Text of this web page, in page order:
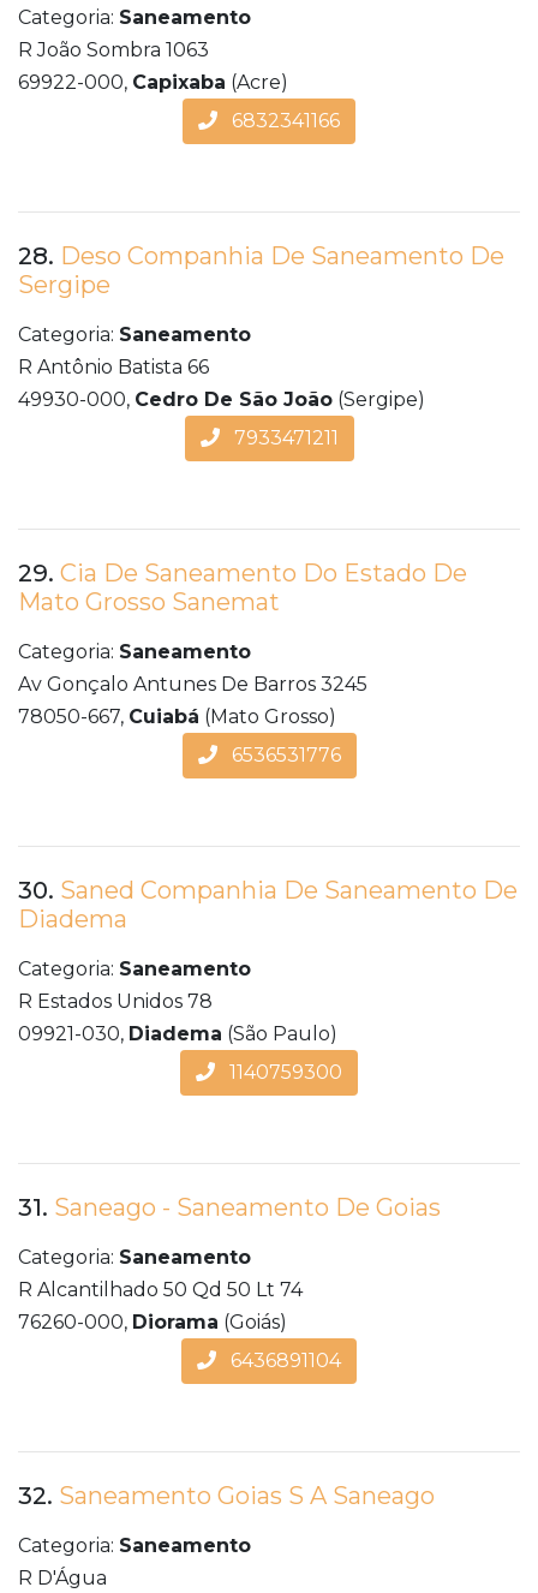
Categoria: Saneamento
R João Sombra 1063
69922-000, Capixaba (Acre)
6832341166
28. Deso Companhia De Saneamento De
Sergipe
Categoria: Saneamento
R Antônio Batista 66
49930-000, Cedro De São João (Sergipe)
7933471211
29. Cia De Saneamento Do Estado De
Mato Grosso Sanemat
Categoria: Saneamento
Av Gonçalo Antunes De Barros 3245
78050-667, Cuiabá (Mato Grosso)
6536531776
30. Saned Companhia De Saneamento De
Diadema
Categoria: Saneamento
R Estados Unidos 78
09921-030, Diadema (São Paulo)
1140759300
31. Saneago - Saneamento De Goias
Categoria: Saneamento
R Alcantilhado 50 Qd 50 Lt 74
76260-000, Diorama (Goiás)
6436891104
32. Saneamento Goias S A Saneago
Categoria: Saneamento
R D'Água